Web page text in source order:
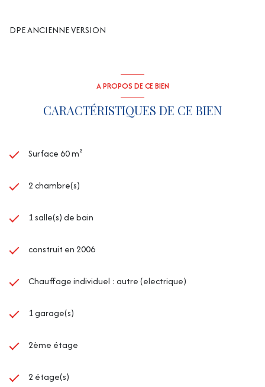
DPE ANCIENNE VERSION
A PROPOS DE CE BIEN
CARACTÉRISTIQUES DE CE BIEN
Surface 60 m²
2 chambre(s)
1 salle(s) de bain
construit en 2006
Chauffage individuel : autre (electrique)
1 garage(s)
2ème étage
2 étage(s)